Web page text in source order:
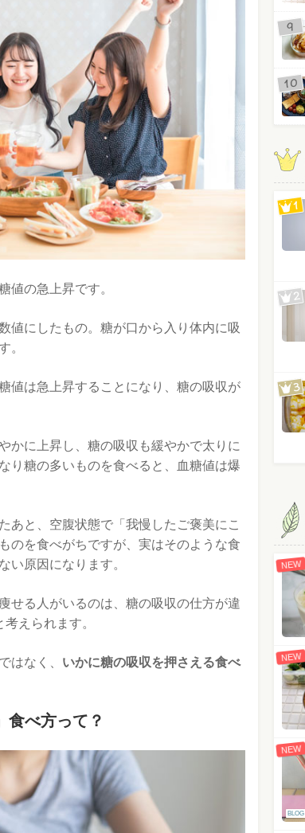
値の急上昇です。
値にしたもの。糖が口から入り体内に吸
。
値は急上昇することになり、糖の吸収が
かに上昇し、糖の吸収も緩やかで太りに
り糖の多いものを食べると、血糖値は爆
あと、空腹状態で「我慢したご褒美にこ
のを食べがちですが、実はそのような食
い原因になります。
せる人がいるのは、糖の吸収の仕方が違
えられます。
はなく、 いかに糖の吸収を押さえる食べ
食べ方って？
NEW
NEW
NEW
BLOG